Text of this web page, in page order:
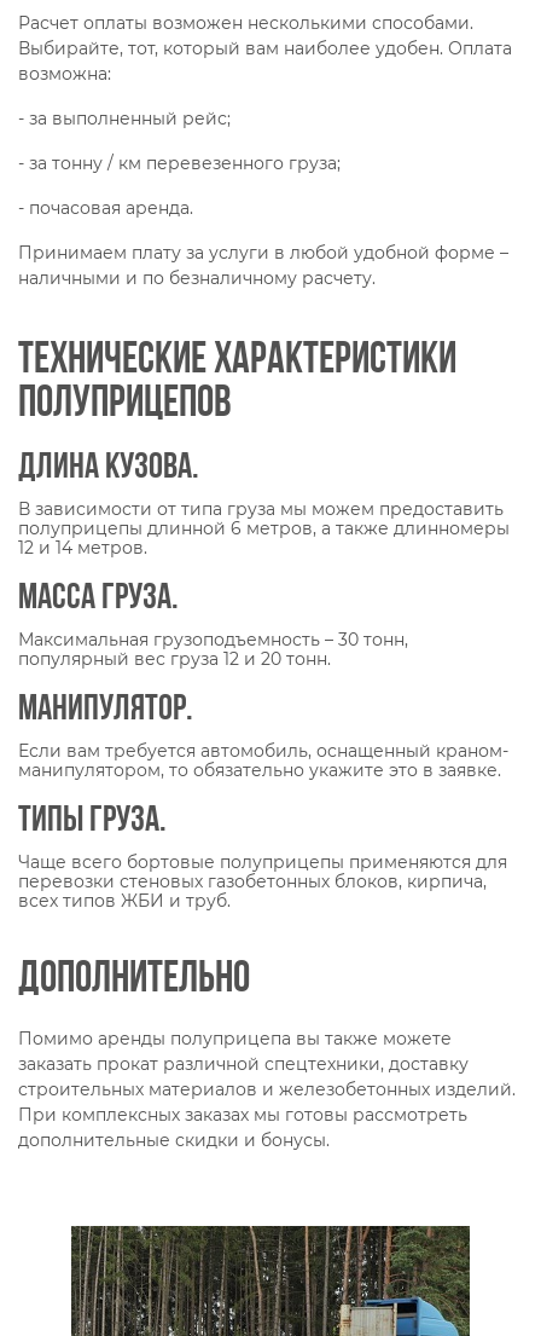
Расчет оплаты возможен несколькими способами.
Выбирайте, тот, который вам наиболее удобен. Оплата
возможна:
- за выполненный рейс;
- за тонну / км перевезенного груза;
- почасовая аренда.
Принимаем плату за услуги в любой удобной форме –
наличными и по безналичному расчету.
Технические характеристики
полуприцепов
Длина кузова.
В зависимости от типа груза мы можем предоставить
полуприцепы длинной 6 метров, а также длинномеры
12 и 14 метров.
Масса груза.
Максимальная грузоподъемность – 30 тонн,
популярный вес груза 12 и 20 тонн.
Манипулятор.
Если вам требуется автомобиль, оснащенный краном-
манипулятором, то обязательно укажите это в заявке.
Типы груза.
Чаще всего бортовые полуприцепы применяются для
перевозки стеновых газобетонных блоков, кирпича,
всех типов ЖБИ и труб.
Дополнительно
Помимо аренды полуприцепа вы также можете
заказать прокат различной спецтехники, доставку
строительных материалов и железобетонных изделий.
При комплексных заказах мы готовы рассмотреть
дополнительные скидки и бонусы.